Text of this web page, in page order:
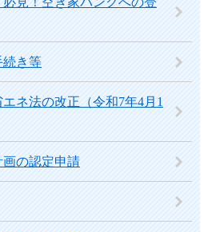
続き等
ネ法の改正（令和7年4月1
の認定申請